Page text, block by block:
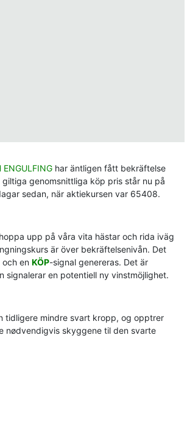
ENGULFING har äntligen fått bekräftelse
genomsnittliga köp pris står nu på
sedan, när aktiekursen var 65408.
upp på våra vita hästar och rida iväg
är över bekräftelsenivån. Det
en KÖP-signal genereras. Det är
signalerar en potentiell ny vinstmöjlighet.
tidligere mindre svart kropp, og opptrer
nødvendigvis skyggene til den svarte